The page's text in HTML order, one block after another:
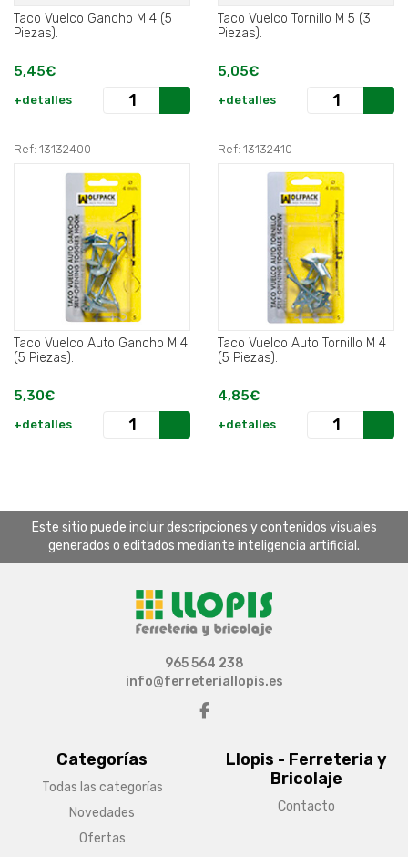
Taco Vuelco Gancho M 4 (5
Piezas).
5,45€
+detalles
Taco Vuelco Tornillo M 5 (3
Piezas).
5,05€
+detalles
Ref: 13132400
Taco Vuelco Auto Gancho M 4
(5 Piezas).
5,30€
+detalles
Ref: 13132410
Taco Vuelco Auto Tornillo M 4
(5 Piezas).
4,85€
+detalles
Este sitio puede incluir descripciones y contenidos visuales
generados o editados mediante inteligencia artificial.
Categorías
Todas las categorías
Novedades
Ofertas
Llopis - Ferreteria y
Bricolaje
Contacto
965 564 238
info@ferreteriallopis.es